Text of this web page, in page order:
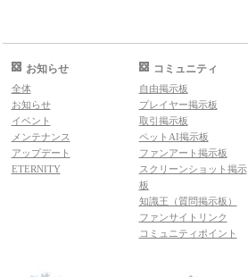
お知らせ
全体
お知らせ
イベント
メンテナンス
アップデート
ETERNITY
コミュニティ
自由掲示板
プレイヤー掲示板
取引掲示板
ペットAI掲示板
ファンアート掲示板
スクリーンショット掲示
板
知識王（質問掲示板）
ファンサイトリンク
コミュニティポイント